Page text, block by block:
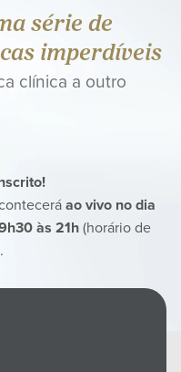
série de
imperdíveis
clínica a outro
ao vivo no dia
às 21h(horário de